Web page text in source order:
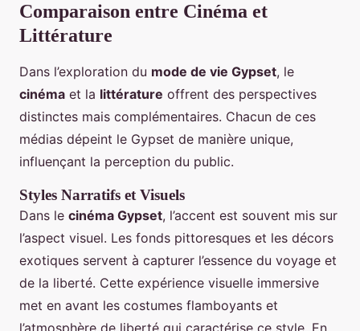
Comparaison entre Cinéma et
Littérature
Dans l’exploration du mode de vie Gypset, le
cinéma et la littérature offrent des perspectives
distinctes mais complémentaires. Chacun de ces
médias dépeint le Gypset de manière unique,
influençant la perception du public.
Styles Narratifs et Visuels
Dans le cinéma Gypset, l’accent est souvent mis sur
l’aspect visuel. Les fonds pittoresques et les décors
exotiques servent à capturer l’essence du voyage et
de la liberté. Cette expérience visuelle immersive
met en avant les costumes flamboyants et